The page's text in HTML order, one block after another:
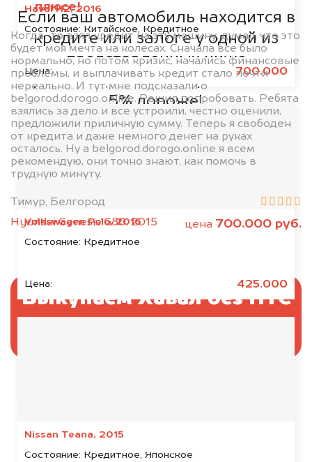
Haval H2, 2016
Состояние: Китайское, Кредитное
Цена: 700.000
Volkswagen Polo, 2016
Состояние: Кредитное
Цена: 425.000
Nissan Teana, 2015
Состояние: Кредитное, Японское
плюсе!
Когда-то взял кредит на эту машину, думал, что это
будет моя мечта на колесах. Сначала все было
нормально, но потом кризис, начались финансовые
проблемы, и выплачивать кредит стало почти
нереально. И тут мне подсказали о
belgorod.dorogo.online. Решил попробовать. Ребята
взялись за дело и все устроили, честно оценили,
предложили приличную сумму. Теперь я свободен
от кредита и даже немного денег на руках
осталось. Ну а belgorod.dorogo.online я всем
рекомендую, они точно знают, как помочь в
трудную минуту.
Тимур, Белгород
Hyundai Genesis G80, 2015
цена 700.000 руб.
Если ваш автомобиль находится в
кредите или залоге у одной из
представленных ниже
организаций, то мы купим его на
5% дороже!
Выкупаем Хавал без ПТС
1. Сфотографируйте машину: